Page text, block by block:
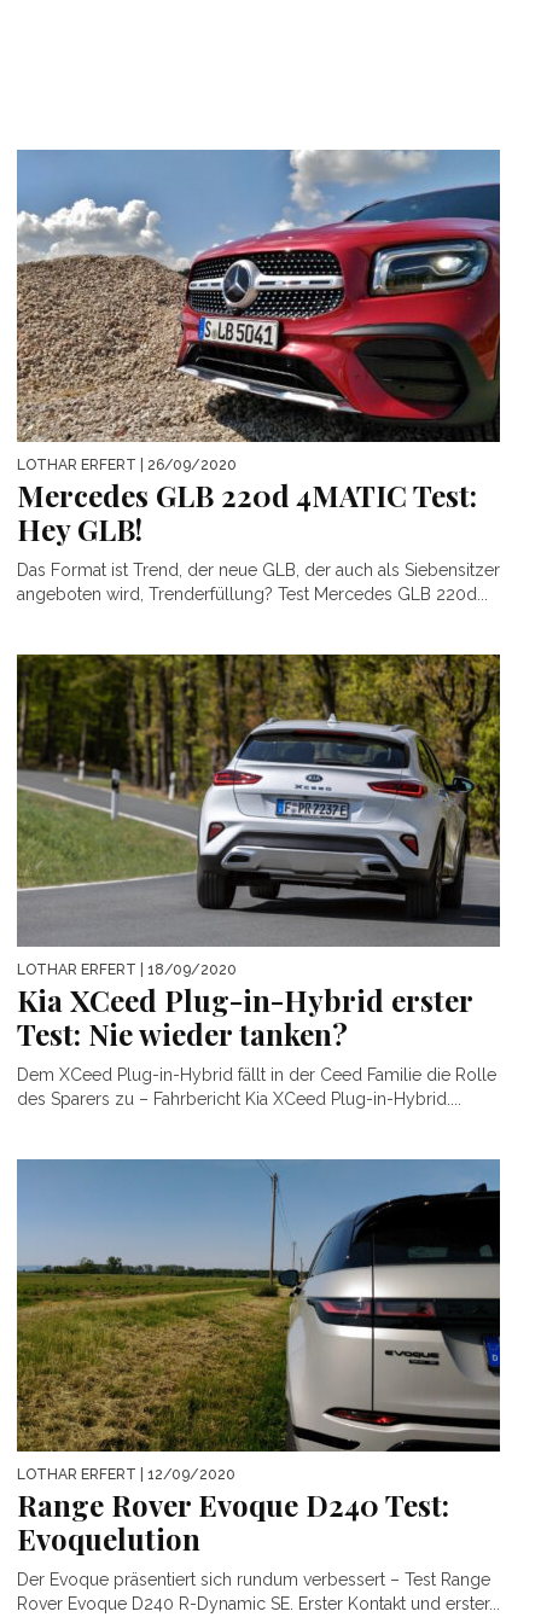
LOTHAR ERFERT | 26/09/2020
Mercedes GLB 220d 4MATIC Test:
Hey GLB!
Das Format ist Trend, der neue GLB, der auch als Siebensitzer
angeboten wird, Trenderfüllung? Test Mercedes GLB 220d...
LOTHAR ERFERT | 18/09/2020
Kia XCeed Plug-in-Hybrid erster
Test: Nie wieder tanken?
Dem XCeed Plug-in-Hybrid fällt in der Ceed Familie die Rolle
des Sparers zu – Fahrbericht Kia XCeed Plug-in-Hybrid....
LOTHAR ERFERT | 12/09/2020
Range Rover Evoque D240 Test:
Evoquelution
Der Evoque präsentiert sich rundum verbessert – Test Range
Rover Evoque D240 R-Dynamic SE. Erster Kontakt und erster...